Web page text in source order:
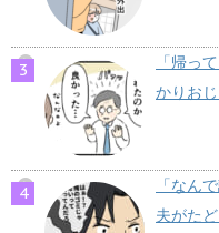
「帰っ
かりお
「なん
夫がた